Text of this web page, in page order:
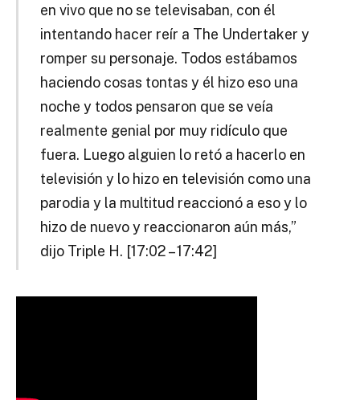
en vivo que no se televisaban, con él
intentando hacer reír a The Undertaker y
romper su personaje. Todos estábamos
haciendo cosas tontas y él hizo eso una
noche y todos pensaron que se veía
realmente genial por muy ridículo que
fuera. Luego alguien lo retó a hacerlo en
televisión y lo hizo en televisión como una
parodia y la multitud reaccionó a eso y lo
hizo de nuevo y reaccionaron aún más,”
dijo Triple H. [17:02 – 17:42]